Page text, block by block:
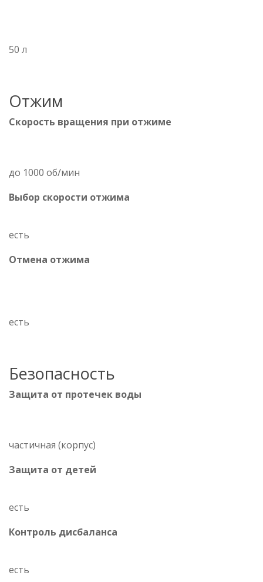
50 л
Отжим
Скорость вращения при отжиме
до 1000 об/мин
Выбор скорости отжима
есть
Отмена отжима
есть
Безопасность
Защита от протечек воды
частичная (корпус)
Защита от детей
есть
Контроль дисбаланса
есть